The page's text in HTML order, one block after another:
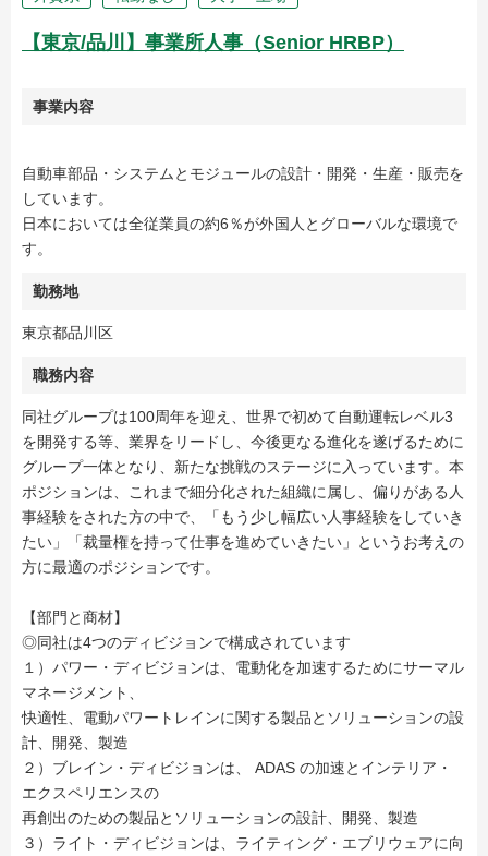
【東京/品川】事業所人事（Senior HRBP）
事業内容
自動車部品・システムとモジュールの設計・開発・生産・販売を
しています。
日本においては全従業員の約6％が外国人とグローバルな環境で
す。
勤務地
東京都品川区
職務内容
同社グループは100周年を迎え、世界で初めて自動運転レベル3
を開発する等、業界をリードし、今後更なる進化を遂げるために
グループ一体となり、新たな挑戦のステージに入っています。本
ポジションは、これまで細分化された組織に属し、偏りがある人
事経験をされた方の中で、「もう少し幅広い人事経験をしていき
たい」「裁量権を持って仕事を進めていきたい」というお考えの
方に最適のポジションです。
【部門と商材】
◎同社は4つのディビジョンで構成されています
１）パワー・ディビジョンは、電動化を加速するためにサーマル
マネージメント、
快適性、電動パワートレインに関する製品とソリューションの設
計、開発、製造
２）ブレイン・ディビジョンは、 ADAS の加速とインテリア・
エクスペリエンスの
再創出のための製品とソリューションの設計、開発、製造
３）ライト・ディビジョンは、ライティング・エブリウェアに向